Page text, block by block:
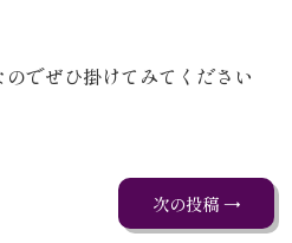
でぜひ掛けてみてください
次の投稿 →